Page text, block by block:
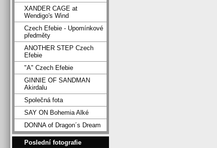
XANDER CAGE at
Wendigo's Wind
Czech Efebie - Upomínkové
předměty
ANOTHER STEP Czech
Efebie
"A" Czech Efebie
GINNIE OF SANDMAN
Akirdalu
Společná fota
SAY ON Bohemia Alké
DONNA of Dragon´s Dream
Poslední fotografie